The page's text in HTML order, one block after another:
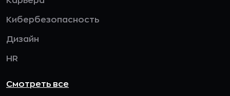
Кибербезопасность
Дизайн
HR
Смотреть все